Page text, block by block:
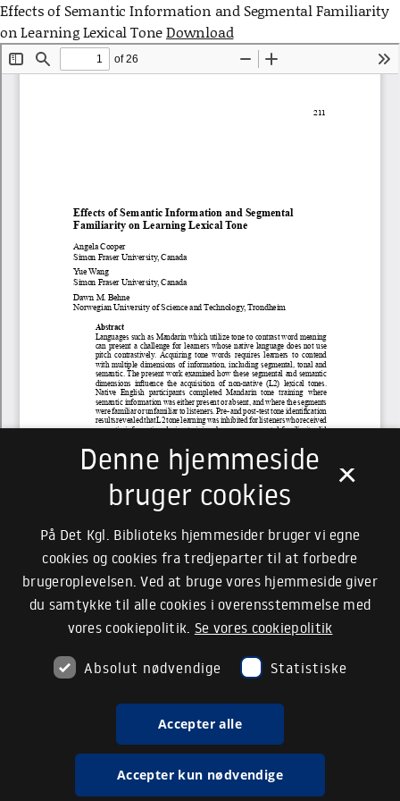
Effects of Semantic Information and Segmental Familiarity
on Learning Lexical ToneDownload
×
Denne hjemmeside
bruger cookies
På Det Kgl. Biblioteks hjemmesider bruger vi egne
cookies og cookies fra tredjeparter til at forbedre
brugeroplevelsen. Ved at bruge vores hjemmeside giver
du samtykke til alle cookies i overensstemmelse med
vores cookiepolitik. Se vores cookiepolitik
Absolut nødvendige Statistiske
Accepter alle
Accepter kun nødvendige